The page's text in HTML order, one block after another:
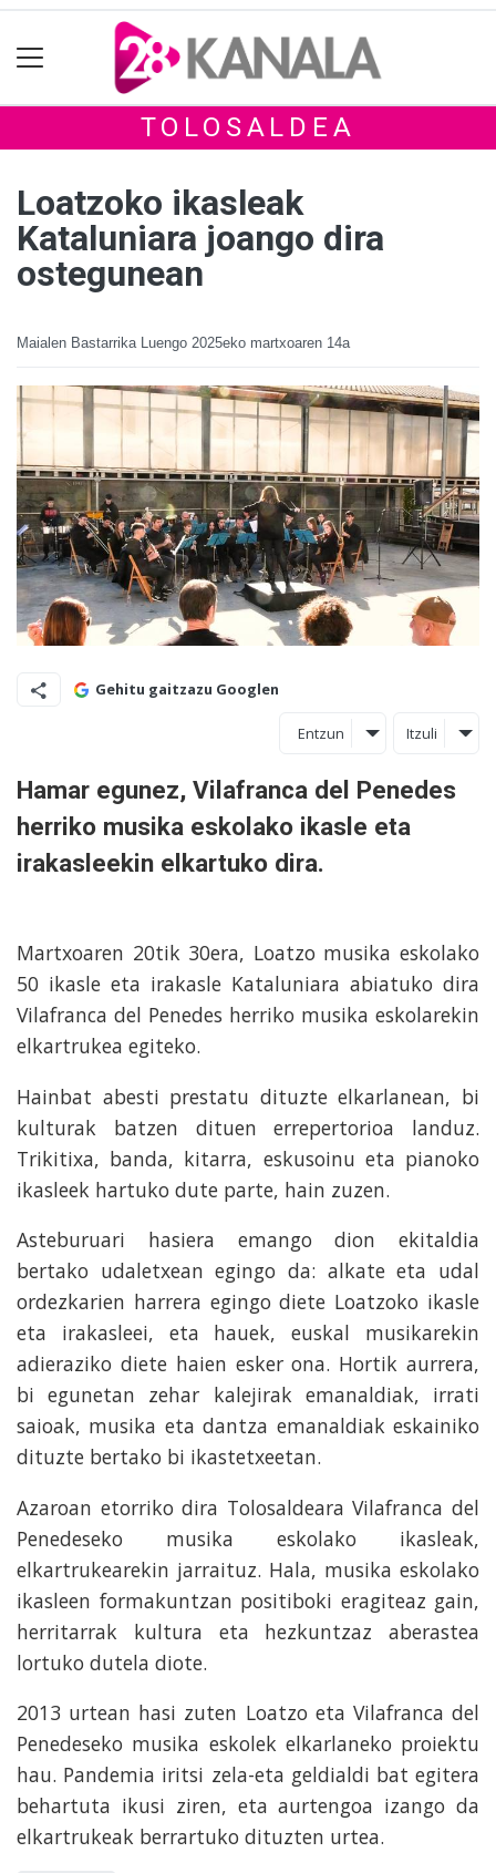
TOLOSALDEA
Loatzoko ikasleak
Kataluniara joango dira
ostegunean
Maialen Bastarrika Luengo 2025eko martxoaren 14a
Gehitu gaitzazu Googlen
Entzun Itzuli
Hamar egunez, Vilafranca del Penedes
herriko musika eskolako ikasle eta
irakasleekin elkartuko dira.
Martxoaren 20tik 30era, Loatzo musika eskolako
50 ikasle eta irakasle Kataluniara abiatuko dira
Vilafranca del Penedes herriko musika eskolarekin
elkartrukea egiteko.
Hainbat abesti prestatu dituzte elkarlanean, bi
kulturak batzen dituen errepertorioa landuz.
Trikitixa, banda, kitarra, eskusoinu eta pianoko
ikasleek hartuko dute parte, hain zuzen.
Asteburuari hasiera emango dion ekitaldia
bertako udaletxean egingo da: alkate eta udal
ordezkarien harrera egingo diete Loatzoko ikasle
eta irakasleei, eta hauek, euskal musikarekin
adieraziko diete haien esker ona. Hortik aurrera,
bi egunetan zehar kalejirak emanaldiak, irrati
saioak, musika eta dantza emanaldiak eskainiko
dituzte bertako bi ikastetxeetan.
Azaroan etorriko dira Tolosaldeara Vilafranca del
Penedeseko musika eskolako ikasleak,
elkartrukearekin jarraituz. Hala, musika eskolako
ikasleen formakuntzan positiboki eragiteaz gain,
herritarrak kultura eta hezkuntzaz aberastea
lortuko dutela diote.
2013 urtean hasi zuten Loatzo eta Vilafranca del
Penedeseko musika eskolek elkarlaneko proiektu
hau. Pandemia iritsi zela-eta geldialdi bat egitera
behartuta ikusi ziren, eta aurtengoa izango da
elkartrukeak berrartuko dituzten urtea.